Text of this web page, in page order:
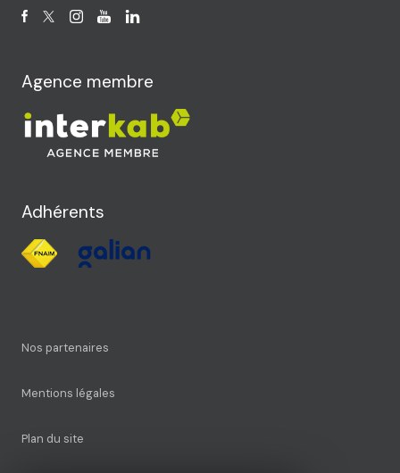
Agence membre
Adhérents
Nos partenaires
Mentions légales
Plan du site